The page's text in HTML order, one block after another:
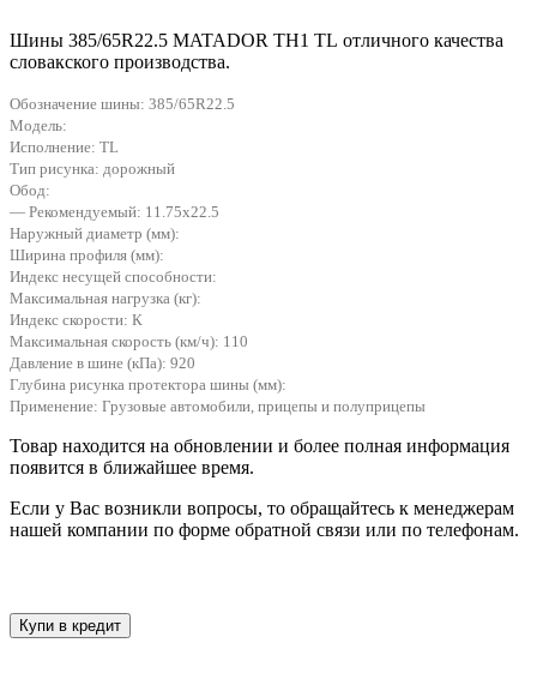
Шины 385/65R22.5 MATADOR TH1 TL отличного качества
словакского производства.
Обозначение шины: 385/65R22.5
Модель:
Исполнение: TL
Тип рисунка: дорожный
Обод:
— Рекомендуемый: 11.75х22.5
Наружный диаметр (мм):
Ширина профиля (мм):
Индекс несущей способности:
Максимальная нагрузка (кг):
Индекс скорости: К
Максимальная скорость (км/ч): 110
Давление в шине (кПа): 920
Глубина рисунка протектора шины (мм):
Применение: Грузовые автомобили, прицепы и полуприцепы
Товар находится на обновлении и более полная информация
появится в ближайшее время.
Если у Вас возникли вопросы, то обращайтесь к менеджерам
нашей компании по форме обратной связи или по телефонам.